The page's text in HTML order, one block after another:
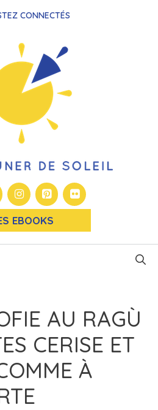
CONNECTÉS
EBOOKS
AU RAGÙ
CERISE ET
À